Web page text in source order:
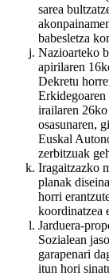
sarea
babesletza
Nazioarteko
apirilaren
Dekretu
irailaren
osasunaren,
Euskal
zerbitzuak
Iragaitzazko
planak
horri
koordinatzea
Jarduera-
Sozialean
garapenari
itun hori